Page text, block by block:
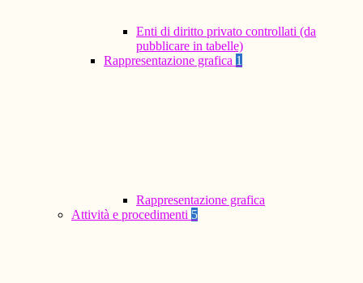
Enti di diritto privato controllati (da
pubblicare in tabelle)
Rappresentazione grafica 1
Rappresentazione grafica
Attività e procedimenti 5